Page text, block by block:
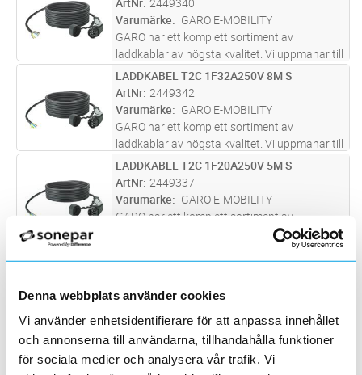
Denna webbplats använder cookies
Vi använder enhetsidentifierare för att anpassa innehållet
och annonserna till användarna, tillhandahålla funktioner
för sociala medier och analysera vår trafik. Vi
Dessutom är kabel och anslutn...läs mer
ArtNr 2449340
Varumärke
GARO E-MOBILITY
GARO har ett komplett sortiment av
laddkablar av högsta kvalitet. Vi uppmanar till
att alltid använda oskadda kablar för att
säkerställa funktion – att din bil fungerar.
Dessutom är kabel och anslutn...läs mer
ST Lägg i kundvagn
LADDKABEL T2C 1F32A250V 8M S
ArtNr 2449342
Varumärke
GARO E-MOBILITY
GARO har ett komplett sortiment av
laddkablar av högsta kvalitet. Vi uppmanar till
att alltid använda oskadda kablar för att
säkerställa funktion – att din bil fungerar.
Dessutom är kabel och anslutn...läs mer
ST Lägg i kundvagn
LADDKABEL T2C 1F20A250V 5M S
ArtNr 2449337
Varumärke
GARO E-MOBILITY
GARO har ett komplett sortiment av
laddkablar av högsta kvalitet. Vi uppmanar till
att alltid använda oskadda kablar för att
ST Lägg i kundvagn
Varumärke
GARO E-MOBILITY
laddkablar av högsta kvalitet. Vi uppmanar till
att alltid använda oskadda kablar för att
säkerställa funktion – att din bil fungerar.
ST Lägg i kundvagn
LADDKABEL T2C 3F32A480V 5M S
ArtNr 2449343